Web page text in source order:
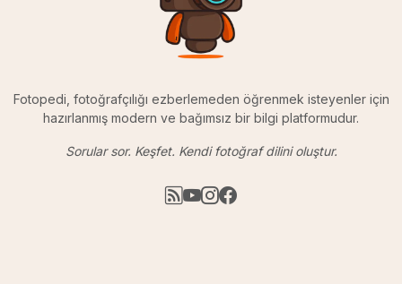
Fotopedi, fotoğrafçılığı ezberlemeden öğrenmek isteyenler için
hazırlanmış modern ve bağımsız bir bilgi platformudur.
Sorular sor. Keşfet. Kendi fotoğraf dilini oluştur.